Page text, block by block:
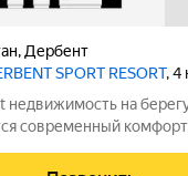
, Дербент
SPORT RESORT, 4
современный